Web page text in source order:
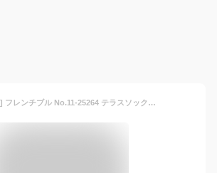
[French Bull] フレンチブル No.11-25264 テラスソックス 【レディース 靴下 日本製 2025-26年秋冬 床のタイルをイメージ メリノウール リサイクルウール ラムウール】 OFF WHITE